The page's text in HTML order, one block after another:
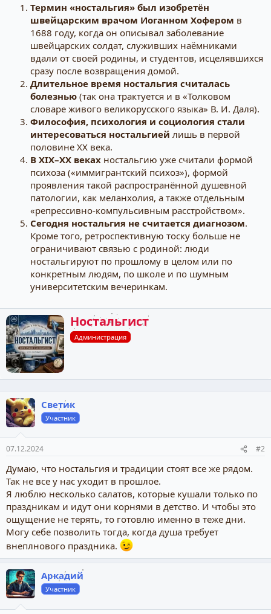
Термин «ностальгия» был изобретён
швейцарским врачом Иоганном Хофером в
1688 году, когда он описывал заболевание
швейцарских солдат, служивших наёмниками
вдали от своей родины, и студентов, исцелявшихся
сразу после возвращения домой.
Длительное время ностальгия считалась
болезнью (так она трактуется и в «Толковом
словаре живого великорусского языка» В. И. Даля).
Философия, психология и социология стали
интересоваться ностальгией лишь в первой
половине XX века.
В XIX–XX веках ностальгию уже считали формой
психоза («иммигрантский психоз»), формой
проявления такой распространённой душевной
патологии, как меланхолия, а также отдельным
«репрессивно-компульсивным расстройством».
Сегодня ностальгия не считается диагнозом.
Кроме того, ретроспективную тоску больше не
ограничивают связью с родиной: люди
ностальгируют по прошлому в целом или по
конкретным людям, по школе и по шумным
университетским вечеринкам.
А
в
т
Ностальгист
Администрация
Светик
Участник
07.12.2024 #2
Думаю, что ностальгия и традиции стоят все же рядом.
Так не все у нас уходит в прошлое.
Я люблю несколько салатов, которые кушали только по
праздникам и идут они корнями в детство. И чтобы это
ощущение не терять, то готовлю именно в теже дни.
Могу себе позволить тогда, когда душа требует
внеплнового праздника.
Аркадий
Участник